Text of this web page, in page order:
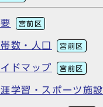
宮前区
数・人口 宮前区
ドマップ 宮前区
学習・スポーツ施設